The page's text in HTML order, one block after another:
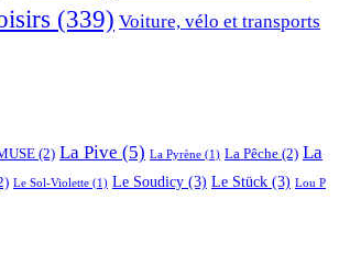
(339) Voiture, vélo et transports
(2) La Pive (5) La Pyrène (1) La Pêche (2) La
Le Sol-Violette (1) Le Soudicy (3) Le Stück (3) Lou P